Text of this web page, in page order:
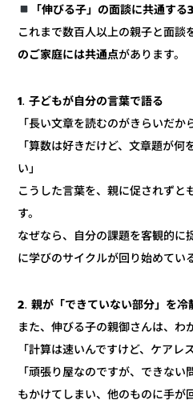
「伸びる子」の面談に共通す
これまで数百人以上の親子と面談
のご家庭には共通点があります。
1. 子どもが自分の言葉で語る
「長い文章を読むのがきらいだか
「算数は好きだけど、文章題が
い」
こうした言葉を、親に促されずと
す。
なぜなら、自分の課題を客観的に
に学びのサイクルが回り始めてい
2. 親が「できていない部分」を冷
また、伸びる子の親御さんは、わ
「計算は速いんですけど、ケアレ
「頑張り屋なのですが、できな
もかけてしまい、他のものに手が